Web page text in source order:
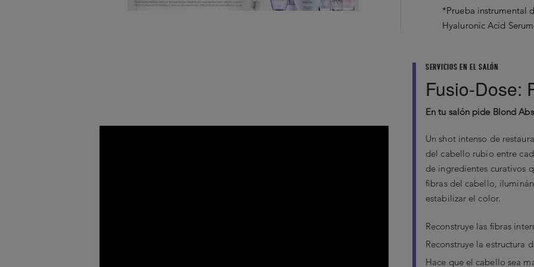
*Prueba instrumental
Hyaluronic Acid Serum
Aplique el suero
Aplique de 3 a 7
Ingredientes Principales
El Ácido Hialurónico
fibras desde el interior
concentrado
cabelludo,
El Ácido Hialurónico,
fibra capilar desde el
profundamente
¿Cómo
rubio?
decolorado.
En primer lugar, el
hidratado, y eso
daños superficiales.
En segundo lugar, el
deseado.
SERVICIOS EN EL SALÓN
Fusio-Dose:
En tu salón pide Blond
Un shot intenso de
del cabello rubio entre
de ingredientes curativos
fibras del cabello,
estabilizar el color.
Reconstruye las fibras
Reconstruye la estructura
Hace que el cabello sea